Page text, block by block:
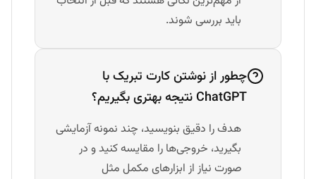
باید بررسی شوند.
چطور از نوشتن کارت تبریک با
ChatGPT نتیجه بهتری بگیریم؟
هدف را دقیق بنویسید، چند نمونه آزمایشی
بگیرید، خروجی‌ها را مقایسه کنید و در
صورت نیاز از ابزارهای مکمل مثل